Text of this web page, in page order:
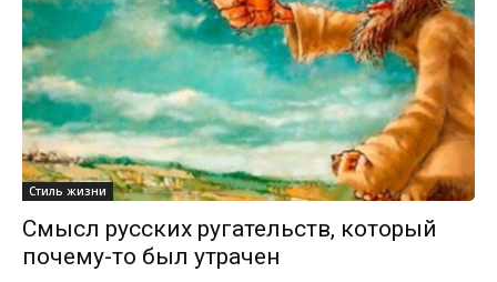
Стиль жизни
Смысл русских ругательств, который
почему-то был утрачен